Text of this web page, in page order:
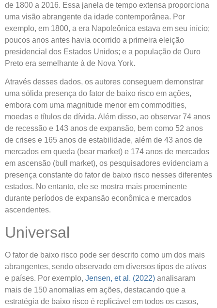
de 1800 a 2016. Essa janela de tempo extensa proporciona
uma visão abrangente da idade contemporânea. Por
exemplo, em 1800, a era Napoleônica estava em seu início;
poucos anos antes havia ocorrido a primeira eleição
presidencial dos Estados Unidos; e a população de Ouro
Preto era semelhante à de Nova York.
Através desses dados, os autores conseguem demonstrar
uma sólida presença do fator de baixo risco em ações,
embora com uma magnitude menor em commodities,
moedas e títulos de dívida. Além disso, ao observar 74 anos
de recessão e 143 anos de expansão, bem como 52 anos
de crises e 165 anos de estabilidade, além de 43 anos de
mercados em queda (bear market) e 174 anos de mercados
em ascensão (bull market), os pesquisadores evidenciam a
presença constante do fator de baixo risco nesses diferentes
estados. No entanto, ele se mostra mais proeminente
durante períodos de expansão econômica e mercados
ascendentes.
Universal
O fator de baixo risco pode ser descrito como um dos mais
abrangentes, sendo observado em diversos tipos de ativos
e países. Por exemplo, Jensen, et al. (2022) analisaram
mais de 150 anomalias em ações, destacando que a
estratégia de baixo risco é replicável em todos os casos,